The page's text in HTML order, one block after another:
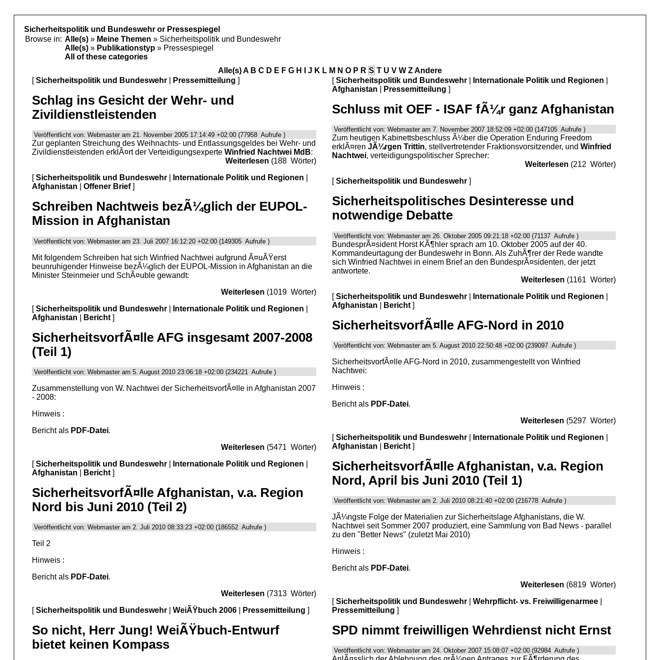
Sicherheitspolitik und Bundeswehr or Pressespiegel
Browse in: Alle(s) » Meine Themen » Sicherheitspolitik und Bundeswehr
Alle(s) » Publikationstyp » Pressespiegel
All of these categories
Alle(s)A B C D E F G H J K L M N O P R S T U V W ZAndere
[Sicherheitspolitik und Bundeswehr Pressemitteilung ]
Schlag ins Gesicht der Wehr- und
Zivildienstleistenden
Veröffentlicht von: Webmaster am 21. November 2005 17:14:49 +02:00 (77958 Aufrufe )
Zur geplanten Streichung des Weihnachts- und Entlassungsgeldes bei Wehr- und
Zivildienstleistenden erklÃ¤rt der Verteidigungsexperte Winfried Nachtwei MdB:
Weiterlesen (188 Wörter)
[Sicherheitspolitik und Bundeswehr Internationale Politik und Regionen
Afghanistan
Offener Brief]
Schreiben Nachtweis bezÃ¼glich der EUPOL-
Mission in Afghanistan
Veröffentlicht von: Webmaster am 23. Juli 2007 16:12:20 +02:00 (149305 Aufrufe )
Mit folgendem Schreiben hat sich Winfried Nachtwei aufgrund Ã¤uÃŸerst
beunruhigender Hinweise bezÃ¼glich der EUPOL-Mission in Afghanistan an die
Minister Steinmeier und SchÃ¤uble gewandt:
Weiterlesen (1019 Wörter)
[Sicherheitspolitik und Bundeswehr Internationale Politik und Regionen
Afghanistan
Bericht ]
SicherheitsvorfÃ¤lle AFG insgesamt 2007-2008
(Teil 1)
Veröffentlicht von: Webmaster am 5. August 2010 23:06:18 +02:00 (234221 Aufrufe )
Zusammenstellung von W. Nachtwei der SicherheitsvorfÃ¤lle in Afghanistan 2007
- 2008:
Hinweis :
Bericht als PDF-Datei.
Weiterlesen (5471 Wörter)
[Sicherheitspolitik und Bundeswehr Internationale Politik und Regionen
Afghanistan
Bericht ]
SicherheitsvorfÃ¤lle Afghanistan, v.a. Region
Nord bis Juni 2010 (Teil 2)
Veröffentlicht von: Webmaster am 2. Juli 2010 08:33:23 +02:00 (186552 Aufrufe )
Teil 2
Hinweis :
Bericht als PDF-Datei.
Weiterlesen (7313 Wörter)
[Sicherheitspolitik und Bundeswehr WeiÃŸbuch 2006 Pressemitteilung ]
So nicht, Herr Jung! WeiÃŸbuch-Entwurf
bietet keinen Kompass
[Sicherheitspolitik und Bundeswehr| Internationale Politik und Regionen
Afghanistan
Pressemitteilung ]
Schluss mit OEF - ISAF fÃ¼r ganz Afghanistan
Veröffentlicht von: Webmaster am 7. November 2007 18:52:09 +02:00 (147105 Aufrufe )
Zum heutigen Kabinettsbeschluss Ã¼ber die Operation Enduring Freedom
erklÃ¤ren JÃ¼rgen Trittin, stellvertretender Fraktionsvorsitzender, und Winfried
Nachtwei, verteidigungspolitischer Sprecher:
Weiterlesen (212 Wörter)
[Sicherheitspolitik und Bundeswehr]
Sicherheitspolitisches Desinteresse und
notwendige Debatte
Veröffentlicht von: Webmaster am 26. Oktober 2005 09:21:18 +02:00 (71137 Aufrufe )
BundesprÃ¤sident Horst KÃ¶hler sprach am 10. Oktober 2005 auf der 40.
Kommandeurtagung der Bundeswehr in Bonn. Als ZuhÃ¶rer der Rede wandte
sich Winfried Nachtwei in einem Brief an den BundesprÃ¤sidenten, der jetzt
antwortete.
Weiterlesen (1161 Wörter)
[Sicherheitspolitik und Bundeswehr| Internationale Politik und Regionen
Afghanistan
Bericht]
SicherheitsvorfÃ¤lle AFG-Nord in 2010
Veröffentlicht von: Webmaster am 5. August 2010 22:50:48 +02:00 (239097 Aufrufe )
SicherheitsvorfÃ¤lle AFG-Nord in 2010, zusammengestellt von Winfried
Nachtwei:
Hinweis :
Bericht als PDF-Datei.
Weiterlesen (5297 Wörter)
[Sicherheitspolitik und Bundeswehr| Internationale Politik und Regionen
Afghanistan
Bericht]
SicherheitsvorfÃ¤lle Afghanistan, v.a. Region
Nord, April bis Juni 2010 (Teil 1)
Veröffentlicht von: Webmaster am 2. Juli 2010 08:21:40 +02:00 (216778 Aufrufe )
JÃ¼ngste Folge der Materialien zur Sicherheitslage Afghanistans, die W.
Nachtwei seit Sommer 2007 produziert, eine Sammlung von Bad News - parallel
zu den "Better News" (zuletzt Mai 2010)
Hinweis :
Bericht als PDF-Datei.
Weiterlesen (6819 Wörter)
[Sicherheitspolitik und Bundeswehr| Wehrpflicht- vs. Freiwilligenarmee|
Pressemitteilung ]
SPD nimmt freiwilligen Wehrdienst nicht Ernst
Veröffentlicht von: Webmaster am 24. Oktober 2007 15:08:07 +02:00 (92984 Aufrufe )